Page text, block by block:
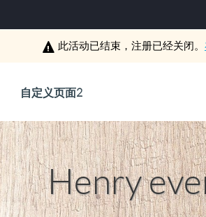
此活动已结束，注册已经关闭。
自定义页面2
Henry